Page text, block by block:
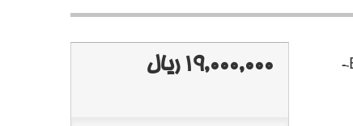
پک خشگير هیوندای النترا/آوانته با کد رنگ BV-
19,000,000 ریال